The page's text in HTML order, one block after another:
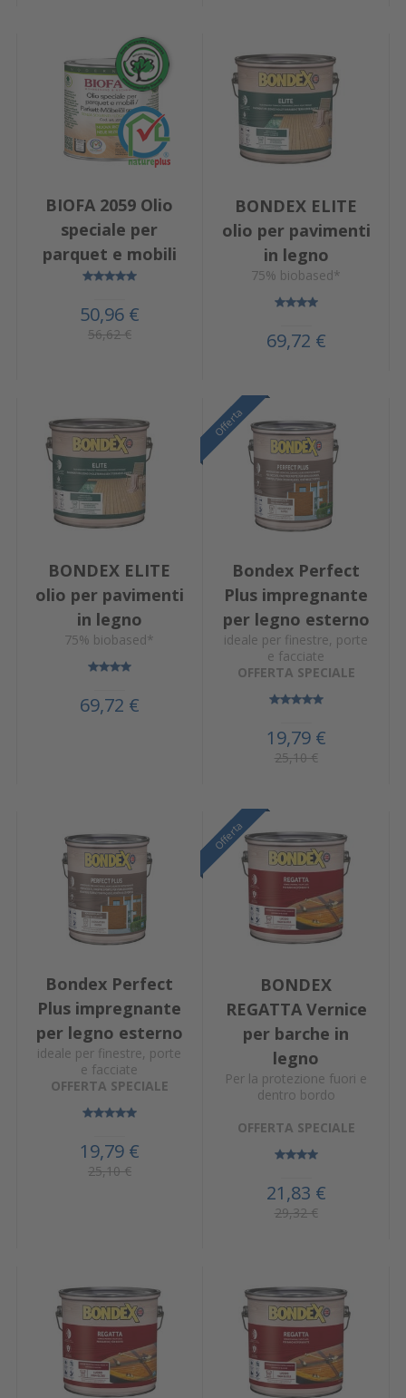
BIOFA 2059 Olio
speciale per
parquet e mobili
50,96 €
56,62 €
BONDEX ELITE
olio per pavimenti
in legno
75% biobased*
69,72 €
BONDEX ELITE
olio per pavimenti
in legno
75% biobased*
69,72 €
Offerta
Offerta
Bondex Perfect
Plus impregnante
per legno esterno
ideale per finestre, porte
e facciate
OFFERTA SPECIALE
19,79 €
25,10 €
Bondex Perfect
Plus impregnante
per legno esterno
ideale per finestre, porte
e facciate
OFFERTA SPECIALE
19,79 €
25,10 €
Offerta
Offerta
Offerta
BONDEX
REGATTA Vernice
per barche in
legno
Per la protezione fuori e
dentro bordo
OFFERTA SPECIALE
21,83 €
29,32 €